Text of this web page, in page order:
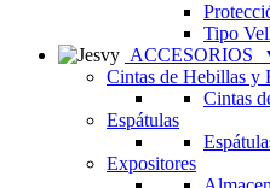
Tipo
ACCESORIOS
Cintas de Hebillas y
Cintas
Espátulas
Expositores